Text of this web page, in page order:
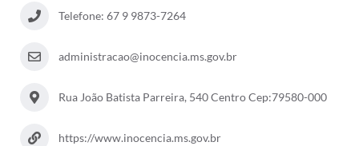
Instrumentos de Gestão - SAÚDE
Dados gerais e Obras
Empresa Inidônea
Telefone: 67 9 9873-7264
administracao@inocencia.ms.gov.br
Rua João Batista Parreira, 540 Centro Cep:79580-000
https://www.inocencia.ms.gov.br